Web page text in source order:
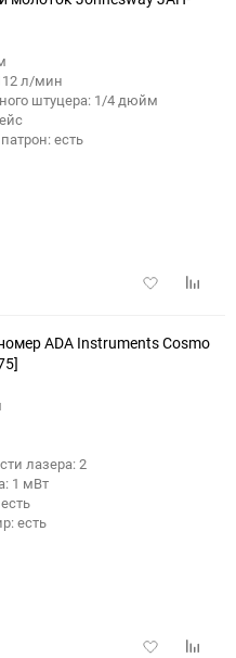
л/мин
штуцера: 1/4 дюйм
есть
Добавить
ADA Instruments Cosmo
лазера: 2
1 мВт
есть
Добавить